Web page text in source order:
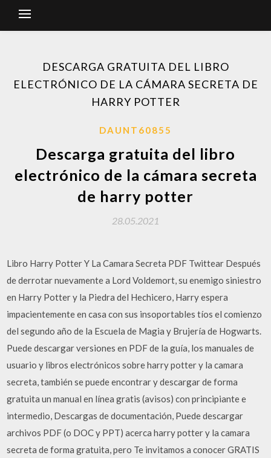
DESCARGA GRATUITA DEL LIBRO
ELECTRÓNICO DE LA CÁMARA SECRETA DE
HARRY POTTER
DAUNT60855
Descarga gratuita del libro
electrónico de la cámara secreta
de harry potter
28.05.2021
Libro Harry Potter Y La Camara Secreta PDF Twittear Después
de derrotar nuevamente a Lord Voldemort, su enemigo siniestro
en Harry Potter y la Piedra del Hechicero, Harry espera
impacientemente en casa con sus insoportables tíos el comienzo
del segundo año de la Escuela de Magia y Brujería de Hogwarts.
Puede descargar versiones en PDF de la guía, los manuales de
usuario y libros electrónicos sobre harry potter y la camara
secreta, también se puede encontrar y descargar de forma
gratuita un manual en línea gratis (avisos) con principiante e
intermedio, Descargas de documentación, Puede descargar
archivos PDF (o DOC y PPT) acerca harry potter y la camara
secreta de forma gratuita, pero Te invitamos a conocer GRATIS